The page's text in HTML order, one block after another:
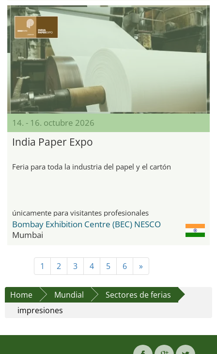
14. - 16. octubre 2026
India Paper Expo
Feria para toda la industria del papel y el cartón
únicamente para visitantes profesionales
Bombay Exhibition Centre (BEC) NESCO
Mumbai
1 2 3 4 5 6 »
Home Mundial
Sectores de ferias
impresiones